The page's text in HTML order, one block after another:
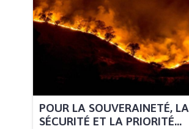
POUR LA SOUVERAINETÉ, LA
SÉCURITÉ ET LA PRIORITÉ...